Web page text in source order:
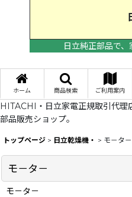
日立純正部品で
ホーム 商品検索 ご利用案内
HITACHI・日立家電正規取引代理
部品販売ショップ。
トップページ > 日立乾燥機・ > モ－タ－
モ－タ－
モ－タ－